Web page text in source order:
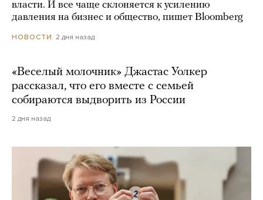
власти. И все чаще склоняется к усилению
давления на бизнес и общество, пишет Bloomberg
НОВОСТИ 2 дня назад
«Веселый молочник» Джастас Уолкер
рассказал, что его вместе с семьей
собираются выдворить из России
2 дня назад